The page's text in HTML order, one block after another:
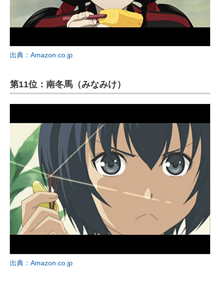
出典：Amazon.co.jp
第11位：南冬馬（みなみけ）
出典：Amazon.co.jp